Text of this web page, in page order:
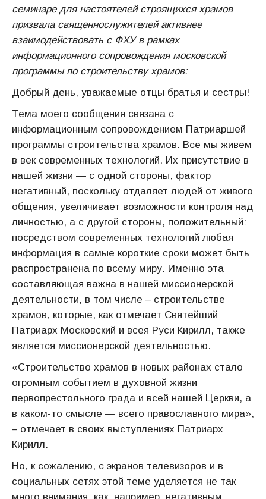
семинаре для настоятелей строящихся храмов
призвала священнослужителей активнее
взаимодействовать с ФХУ в рамках
информационного сопровождения московской
программы по строительству храмов:
Добрый день, уважаемые отцы братья и сестры!
Тема моего сообщения связана с
информационным сопровождением Патриаршей
программы строительства храмов. Все мы живем
в век современных технологий. Их присутствие в
нашей жизни — с одной стороны, фактор
негативный, поскольку отдаляет людей от живого
общения, увеличивает возможности контроля над
личностью, а с другой стороны, положительный:
посредством современных технологий любая
информация в самые короткие сроки может быть
распространена по всему миру. Именно эта
составляющая важна в нашей миссионерской
деятельности, в том числе – строительстве
храмов, которые, как отмечает Святейший
Патриарх Московский и всея Руси Кирилл, также
является миссионерской деятельностью.
«Строительство храмов в новых районах стало
огромным событием в духовной жизни
первопрестольного града и всей нашей Церкви, а
в каком-то смысле — всего православного мира»,
– отмечает в своих выступлениях Патриарх
Кирилл.
Но, к сожалению, с экранов телевизоров и в
социальных сетях этой теме уделяется не так